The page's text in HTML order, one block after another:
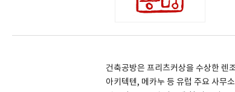
Naver 로그인
건축공방은 프리츠커상을 수상한 렌
아키텍텐, 메카누 등 유럽 주요 사무